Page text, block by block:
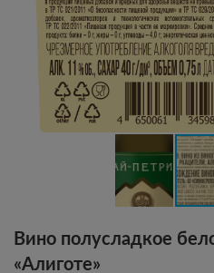
Вино полусладкое
«Алиготе»